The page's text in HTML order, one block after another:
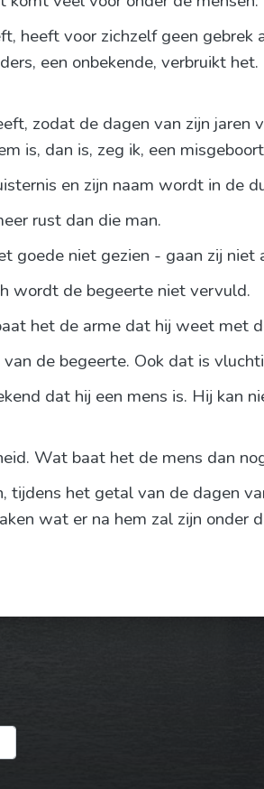
heeft voor zichzelf geen
een onbekende, verbruikt
zodat de dagen van zijn jaren
is, dan is, zeg ik, een
en zijn naam wordt in de
rust dan die man.
goede niet gezien - gaan zij
wordt de begeerte niet vervuld.
het de arme dat hij weet met
de begeerte. Ook dat is
dat hij een mens is. Hij kan
Wat baat het de mens dan
het getal van de dagen
wat er na hem zal zijn onder